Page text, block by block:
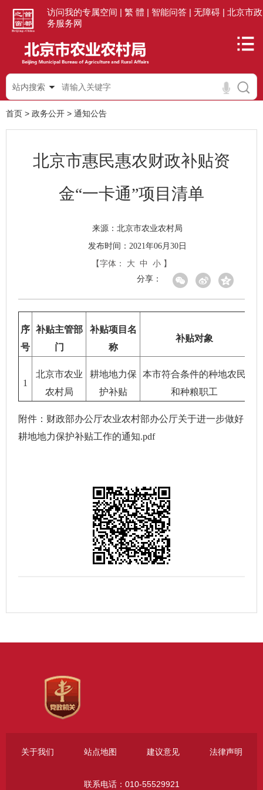
访问我的专属空间 | 繁 體 | 智能问答 | 无障碍 | 北京市政
务服务网
站内搜索
首页 > 政务公开 > 通知公告
北京市惠民惠农财政补贴资
金“一卡通”项目清单
来源： 北京市农业农村局
发布时间：2021年06月30日
【字体：
大 中 小 】
分享：
序
号
补贴主管部
门
补贴项目名
称
补贴对象
1
北京市农业
农村局
耕地地力保
护补贴
本市符合条件的种地农民
和种粮职工
附件： 财政部办公厅农业农村部办公厅关于进一步做好
耕地地力保护补贴工作的通知.pdf
关于我们 站点地图 建议意见 法律声明
联系电话：010-55529921